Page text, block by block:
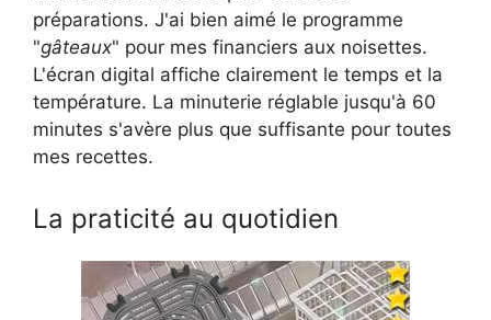
préparations. J'ai bien aimé le programme
"gâteaux" pour mes financiers aux noisettes.
L'écran digital affiche clairement le temps et la
température. La minuterie réglable jusqu'à 60
minutes s'avère plus que suffisante pour toutes
mes recettes.
La praticité au quotidien